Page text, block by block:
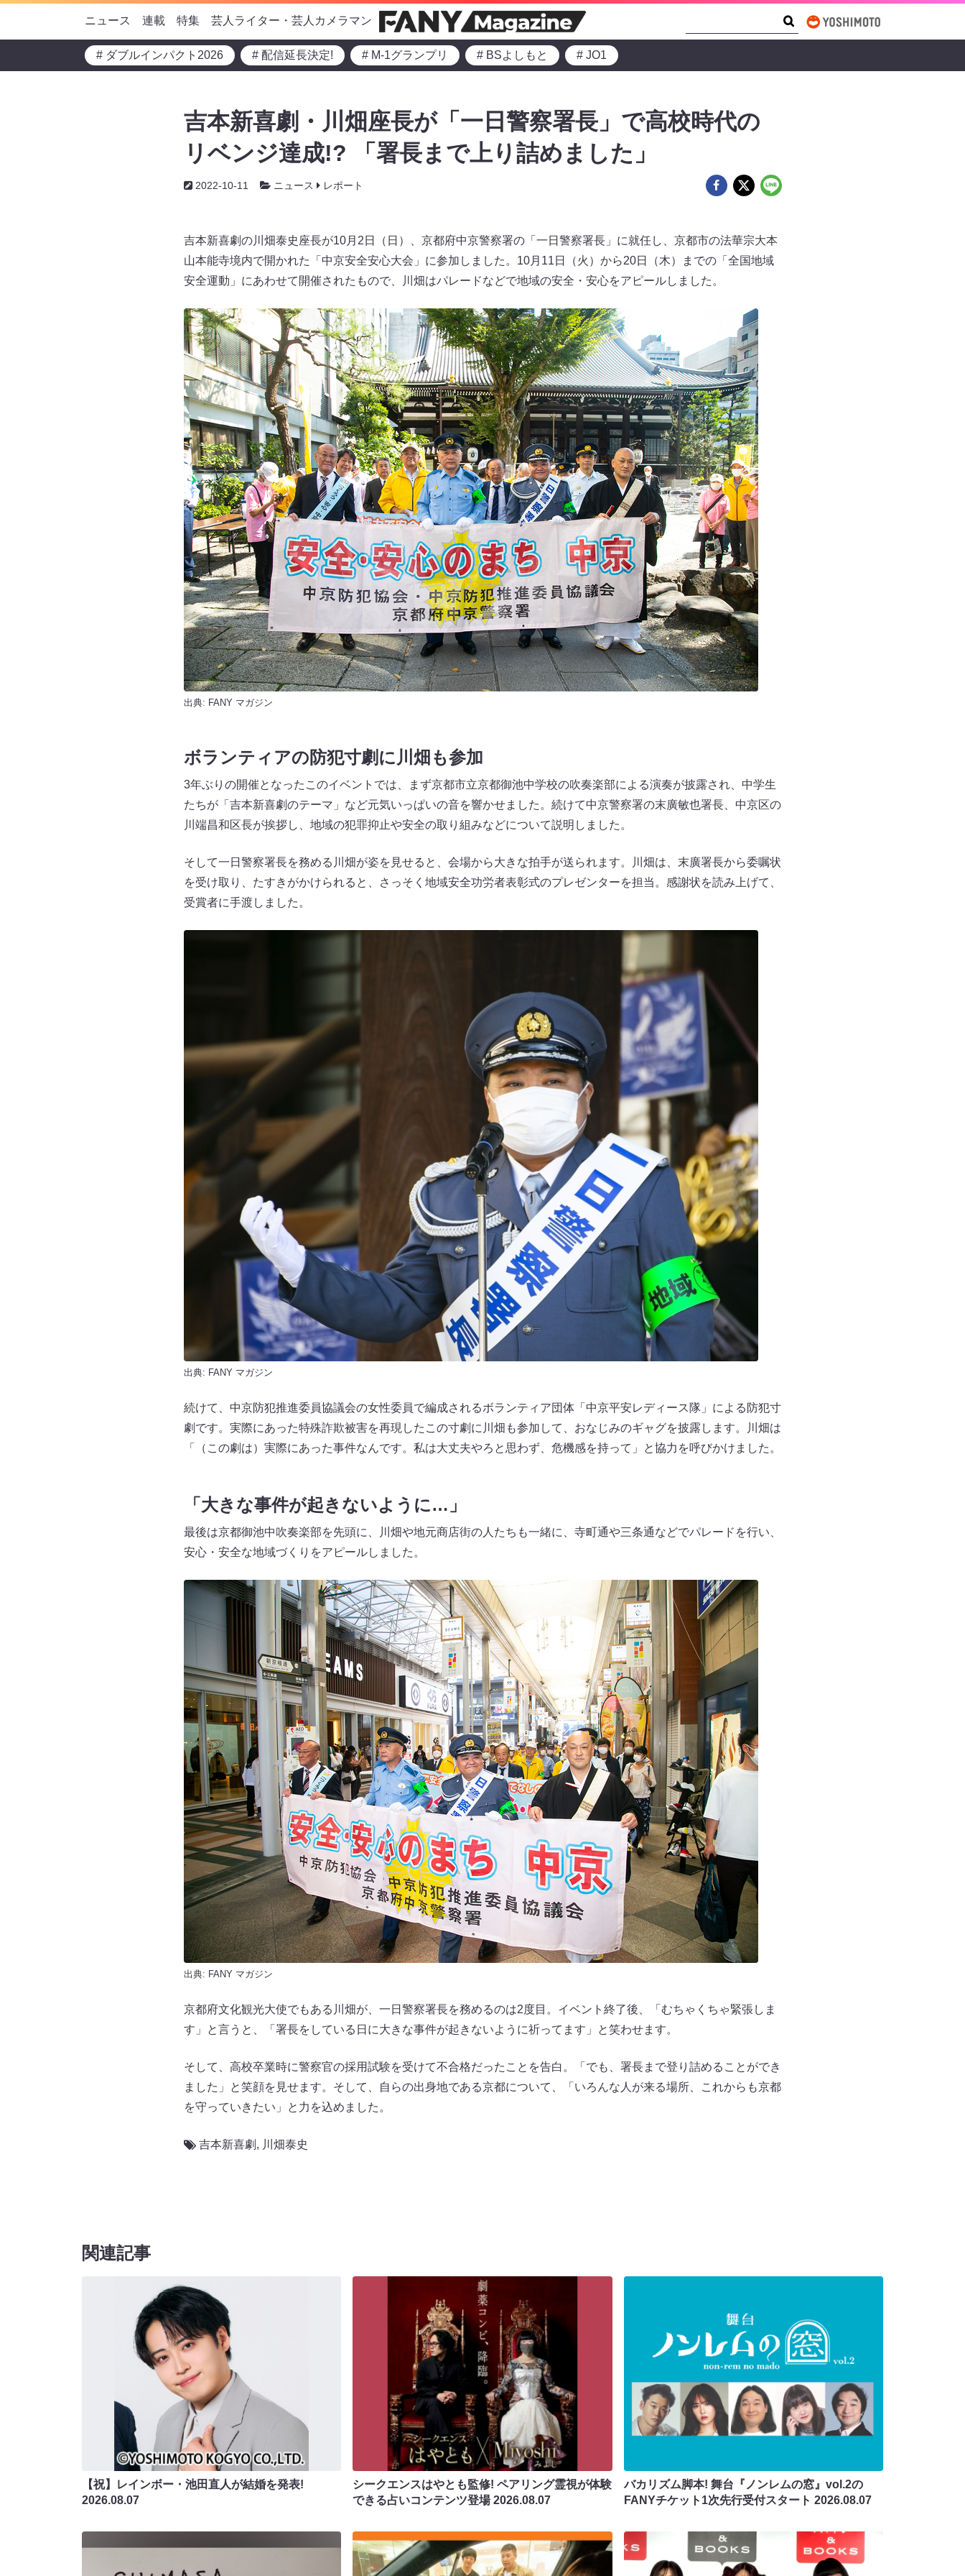
ニュース 連載 特集 芸人ライター・芸人カメラマン
# ダブルインパクト2026 # 配信延長決定! # M-1グランプリ # BSよしもと # JO1
吉本新喜劇・川畑座長が「一日警察署長」で高校時代の
リベンジ達成!? 「署長まで上り詰めました」
2022-10-11 ニュース レポート
吉本新喜劇の川畑泰史座長が10月2日（日）、京都府中京警察署の「一日警察署長」に就任し、京都市の法華宗大本
山本能寺境内で開かれた「中京安全安心大会」に参加しました。10月11日（火）から20日（木）までの「全国地域
安全運動」にあわせて開催されたもので、川畑はパレードなどで地域の安全・安心をアピールしました。
出典: FANY マガジン
ボランティアの防犯寸劇に川畑も参加
3年ぶりの開催となったこのイベントでは、まず京都市立京都御池中学校の吹奏楽部による演奏が披露され、中学生
たちが「吉本新喜劇のテーマ」など元気いっぱいの音を響かせました。続けて中京警察署の末廣敏也署長、中京区の
川端昌和区長が挨拶し、地域の犯罪抑止や安全の取り組みなどについて説明しました。
そして一日警察署長を務める川畑が姿を見せると、会場から大きな拍手が送られます。川畑は、末廣署長から委嘱状
を受け取り、たすきがかけられると、さっそく地域安全功労者表彰式のプレゼンターを担当。感謝状を読み上げて、
受賞者に手渡しました。
出典: FANY マガジン
続けて、中京防犯推進委員協議会の女性委員で編成されるボランティア団体「中京平安レディース隊」による防犯寸
劇です。実際にあった特殊詐欺被害を再現したこの寸劇に川畑も参加して、おなじみのギャグを披露します。川畑は
「（この劇は）実際にあった事件なんです。私は大丈夫やろと思わず、危機感を持って」と協力を呼びかけました。
「大きな事件が起きないように…」
最後は京都御池中吹奏楽部を先頭に、川畑や地元商店街の人たちも一緒に、寺町通や三条通などでパレードを行い、
安心・安全な地域づくりをアピールしました。
出典: FANY マガジン
京都府文化観光大使でもある川畑が、一日警察署長を務めるのは2度目。イベント終了後、「むちゃくちゃ緊張しま
す」と言うと、「署長をしている日に大きな事件が起きないように祈ってます」と笑わせます。
そして、高校卒業時に警察官の採用試験を受けて不合格だったことを告白。「でも、署長まで登り詰めることができ
ました」と笑顔を見せます。そして、自らの出身地である京都について、「いろんな人が来る場所、これからも京都
を守っていきたい」と力を込めました。
吉本新喜劇 , 川畑泰史
関連記事
【祝】レインボー・池田直人が結婚を発表!
2026.08.07
シークエンスはやとも監修! ペアリング霊視が体験
できる占いコンテンツ登場2026.08.07
バカリズム脚本! 舞台『ノンレムの窓』vol.2の
FANYチケット1次先行受付スタート 2026.08.07